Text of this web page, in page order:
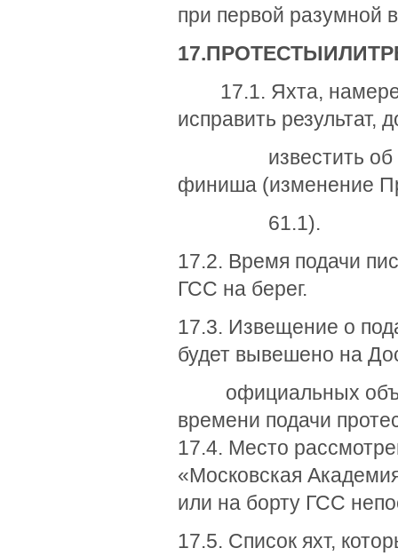
при первой разумной
17.ПРОТЕСТЫИЛИТ
17.1. Яхта,
исправить результат,
известить об
финиша (изменение
61.1).
17.2. Время подачи
ГСС на берег.
17.3. Извещение о
будет вывешено на
официальных
времени подачи
17.4. Место
«Московская
или на борту ГСС
17.5. Список яхт,